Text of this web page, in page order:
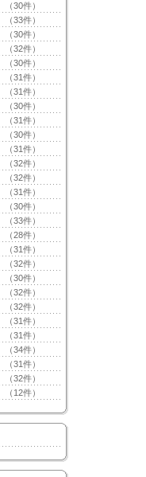
（30件）
（33件）
（30件）
（32件）
（30件）
（31件）
（31件）
（30件）
（31件）
（30件）
（31件）
（32件）
（32件）
（31件）
（30件）
（33件）
（28件）
（31件）
（32件）
（30件）
（32件）
（32件）
（31件）
（31件）
（34件）
（31件）
（32件）
（12件）